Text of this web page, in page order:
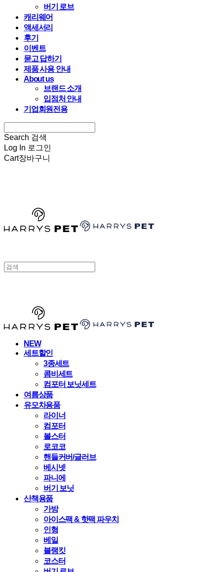
버기 로브
캐리웨어
액세서리
후기
이벤트
묻고 답하기
제품 사용 안내
About us
브랜드 소개
입점처 안내
기업회원전용
Search 검색
Log In 로그인
Cart장바구니
NEW
세트할인
3종세트
콤비세트
컴포터 보닛세트
여름상품
유모차용품
라이너
컴포터
볼스터
로코코
핸들커버/글러브
베시넷
파니에
버기 보닛
산책용품
가방
아이스팩 & 핫팩 파우치
인형
베일
블랭킷
코스터